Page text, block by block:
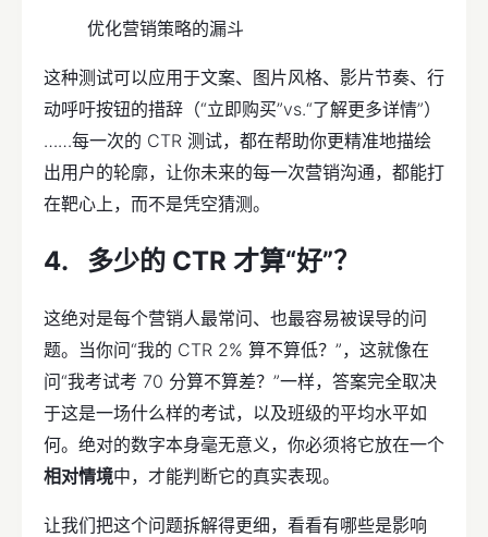
优化营销策略的漏斗
这种测试可以应用于文案、图片风格、影片节奏、行
动呼吁按钮的措辞（“立即购买”vs.“了解更多详情”）
……每一次的 CTR 测试，都在帮助你更精准地描绘
出用户的轮廓，让你未来的每一次营销沟通，都能打
在靶心上，而不是凭空猜测。
多少的 CTR 才算“好”？
这绝对是每个营销人最常问、也最容易被误导的问
题。当你问“我的 CTR 2% 算不算低？”，这就像在
问“我考试考 70 分算不算差？”一样，答案完全取决
于这是一场什么样的考试，以及班级的平均水平如
何。绝对的数字本身毫无意义，你必须将它放在一个
相对情境中，才能判断它的真实表现。
让我们把这个问题拆解得更细，看看有哪些是影响